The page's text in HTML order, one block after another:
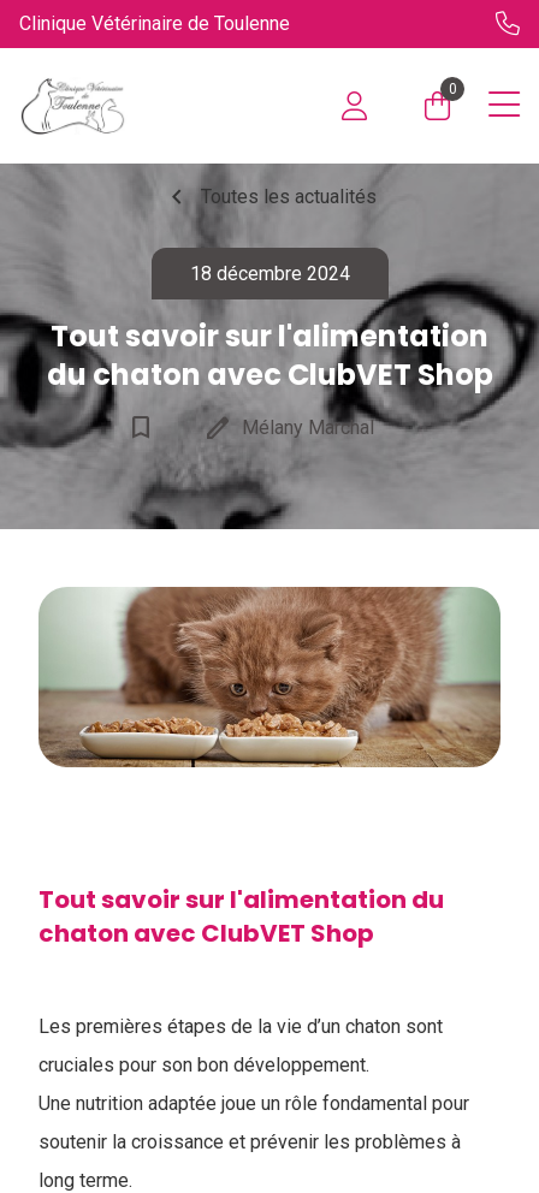
Clinique Vétérinaire de Toulenne
0
chevron_left Toutes les actualités
18 décembre 2024
Tout savoir sur l'​alimentation
du chaton avec ClubVET Shop
bookmark_border edit Mélany Marchal
Tout savoir sur l'​alimentation du
chaton avec ClubVET Shop
Les premières étapes de la vie d’un chaton sont
cruciales pour son bon développement.
Une nutrition adaptée joue un rôle fondamental pour
soutenir la croissance et prévenir les problèmes à
long terme.